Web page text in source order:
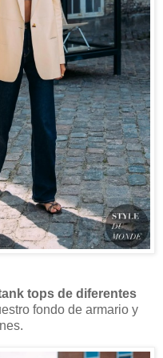
tops de diferentes
fondo de armario y